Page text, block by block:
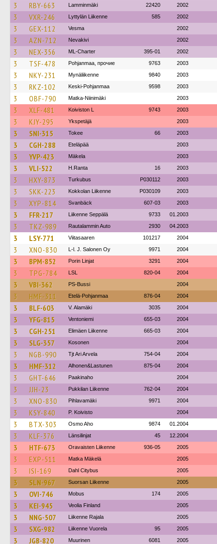
3 RBY-663 Lamminmäki 22420 2002
3 VXR-246 Lyttylän Liikenne 585 2002
3 GEX-112 Vesma 2002
3 AZN-712 Nevakivi 2002
3 NEX-356 ML-Charter 395-01 2002
3 TSF-478 Pohjanmaa, прочие 9763 2003
3 NKY-231 Mynäliikenne 9840 2003
3 RKZ-102 Keski-Pohjanmaa 9598 2003
3 OBF-790 Matka-Niinimäki 2003
3 XLF-481 Koiviston L 9743 2003
3 KJY-295 Ykspetäjä 2003
3 SNI-315 Tokee 66 2003
3 CGH-288 Eteläpää 2003
3 YVP-423 Mäkela 2003
3 VLI-522 H.Ranta 16 2003
3 HXY-873 Turkubus P030112 2003
3 SKK-223 Kokkolan Liikenne P030109 2003
3 XYP-814 Svanbäck 607-03 2003
3 FFR-217 Liikenne Seppälä 9733 01.2003
3 TKZ-989 Rautalammin Auto 2930 04.2003
3 LSY-771 Viitasaaren 101217 2004
3 XNO-830 L-l. J. Salonen Oy 9971 2004
3 BPM-852 Porin Linjat 3291 2004
3 TPG-784 LSL 820-04 2004
3 VBI-362 PS-Bussi 2004
3 HMF-311 Etelä-Pohjanmaa 876-04 2004
3 BLF-603 V. Alamäki 3035 2004
3 YFG-815 Ventoniemi 655-03 2004
3 CGH-251 Elimäen Liikenne 665-03 2004
3 SLG-357 Kosonen 2004
3 NGB-990 Tjt Ari Arvela 754-04 2004
3 HMF-312 Alhonen&Lastunen 875-04 2004
3 GHT-646 Paakinaho 2004
3 JJH-23 Pukkilan Liikenne 762-04 2004
3 XNO-830 Pihlavamäki 9971 2004
3 KSY-840 P. Koivisto 2004
3 BTX-303 Osmo Aho 9874 01.2004
3 KLF-376 Länsilinjat 45 12.2004
3 HTF-673 Oravaisten Liikenne 936-05 2005
3 EXP-511 Matka Mäkelä 2005
3 ISI-169 Dahl Citybus 2005
3 SLN-967 Suorsan Liikenne 2005
3 OVI-746 Mobus 174 2005
3 KEI-945 Veolia Finland 2005
3 NNG-507 Liikenne Rajala 2005
3 SXG-982 Liikenne Vuorela 95 2005
3 JGB-820 Muurinen 6081 2005